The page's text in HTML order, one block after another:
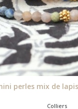
perles mix de
Colliers